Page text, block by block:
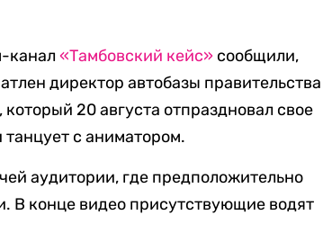
канал«Тамбовский кейс» сообщили,
директор автобазы правительства
20 августа отпраздновал свое
с аниматором.
аудитории, где предположительно
В конце видео присутствующие водят